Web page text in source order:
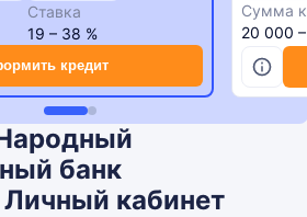
Ставка
19 – 38 %
кредит
Сумма
20 000
банк
Личный кабинет